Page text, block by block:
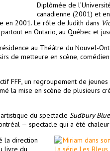
Diplômée de
canadienne (2001) et
en 2001. Le rôle de Judith dans
en Ontario, au Québec et
au Théâtre du Nouvel-
de metteure en scène,
FFF, un regroupement de jeunes
la mise en scène de plusieurs
du spectacle Sudbury
— spectacle qui a été
la direction
livre du